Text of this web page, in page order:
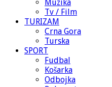
Muzika
Tv / Film
TURIZAM
Crna Gora
Turska
SPORT
Fudbal
Košarka
Odbojka